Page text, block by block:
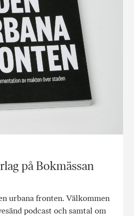
på Bokmässan
urbana fronten. Välkommen
podcast och samtal om